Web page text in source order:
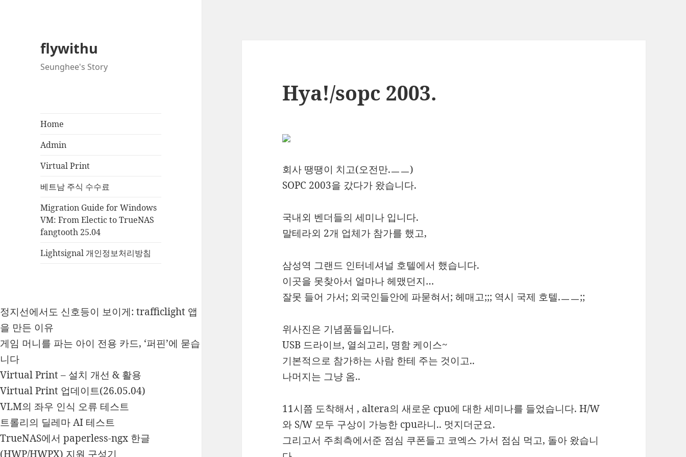
flywithu
Seunghee's Story
Home
Admin
Virtual Print
베트남 주식 수수료
Migration Guide for Windows
VM: From Electic to TrueNAS
fangtooth 25.04
Lightsignal 개인정보처리방침
정지선에서도 신호등이 보이게: trafficlight 앱
을 만든 이유
게임 머니를 파는 아이 전용 카드, ‘퍼핀’에 묻습
니다
Virtual Print – 설치 개선 & 활용
Virtual Print 업데이트(26.05.04)
VLM의 좌우 인식 오류 테스트
트롤리의 딜레마 AI 테스트
TrueNAS에서 paperless-ngx 한글
(HWP/HWPX) 지원 구성기
Hya!/sopc 2003.
회사 땡땡이 치고(오전만.ㅡㅡ)
SOPC 2003을 갔다가 왔습니다.
국내외 벤더들의 세미나 입니다.
말테라외 2개 업체가 참가를 했고,
삼성역 그랜드 인터네셔널 호텔에서 했습니다.
이곳을 못찾아서 얼마나 헤맸던지…
잘못 들어 가서; 외국인들안에 파묻혀서; 헤매고;;; 역시 국제 호텔.ㅡㅡ;;
위사진은 기념품들입니다.
USB 드라이브, 열쇠고리, 명함 케이스~
기본적으로 참가하는 사람 한테 주는 것이고..
나머지는 그냥 옴..
11시쯤 도착해서 , altera의 새로운 cpu에 대한 세미나를 들었습니다. H/W
와 S/W 모두 구상이 가능한 cpu라니.. 멋지더군요.
그리고서 주최측에서준 점심 쿠폰들고 코엑스 가서 점심 먹고, 돌아 왔습니